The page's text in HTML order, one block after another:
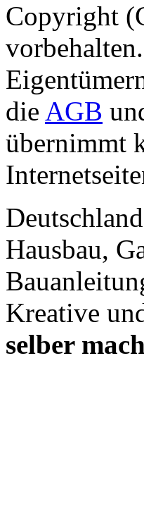
Copyright
die AGB
übernimmt
Hausbau,
Kreative
selber